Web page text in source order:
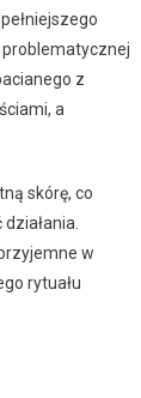
problematycznej
z
a
skórę, co
w
rytuału